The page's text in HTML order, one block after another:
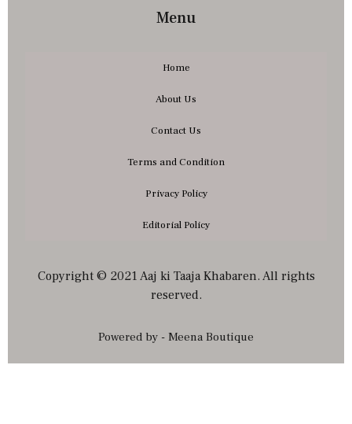
Menu
Home
About Us
Contact Us
Terms and Condition
Privacy Policy
Editorial Policy
Copyright © 2021 Aaj ki Taaja Khabaren. All rights
reserved.
Powered by - Meena Boutique